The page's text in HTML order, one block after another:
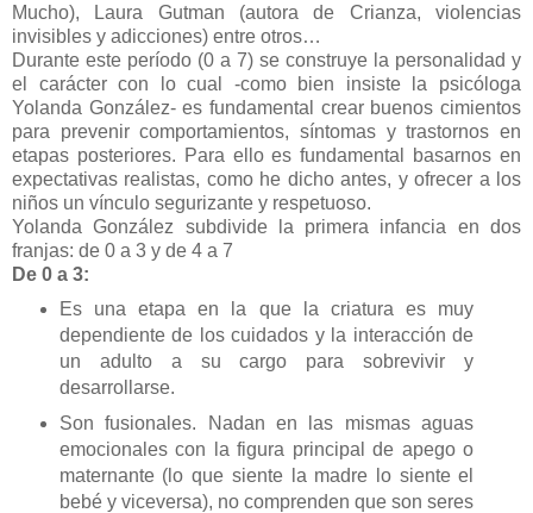
Mucho), Laura Gutman (autora de Crianza, violencias
invisibles y adicciones) entre otros…
Durante este período (0 a 7) se construye la personalidad y
el carácter con lo cual -como bien insiste la psicóloga
Yolanda González- es fundamental crear buenos cimientos
para prevenir comportamientos, síntomas y trastornos en
etapas posteriores. Para ello es fundamental basarnos en
expectativas realistas, como he dicho antes, y ofrecer a los
niños un vínculo segurizante y respetuoso.
Yolanda González subdivide la primera infancia en dos
franjas: de 0 a 3 y de 4 a 7
De 0 a 3:
Es una etapa en la que la criatura es muy
dependiente de los cuidados y la interacción de
un adulto a su cargo para sobrevivir y
desarrollarse.
Son fusionales. Nadan en las mismas aguas
emocionales con la figura principal de apego o
maternante (lo que siente la madre lo siente el
bebé y viceversa), no comprenden que son seres